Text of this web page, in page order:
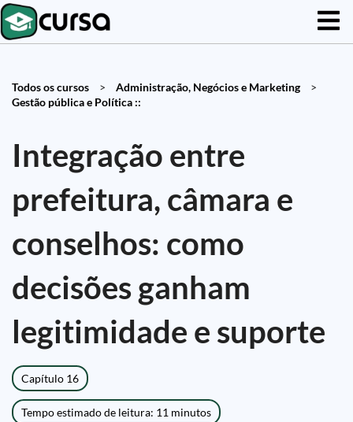
Todos os cursos > Administração, Negócios e Marketing
>
Gestão pública e Política ::
Integração entre
prefeitura, câmara e
conselhos: como
decisões ganham
legitimidade e suporte
Capítulo 16
Tempo estimado de leitura: 11 minutos